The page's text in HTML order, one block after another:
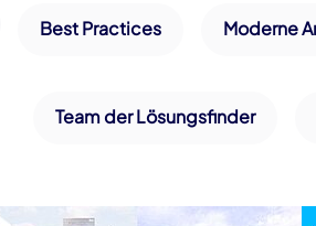
Best Practices Moderne
Team der Lösungsfinder